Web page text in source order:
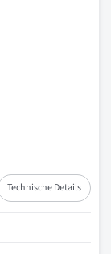
Technische Details